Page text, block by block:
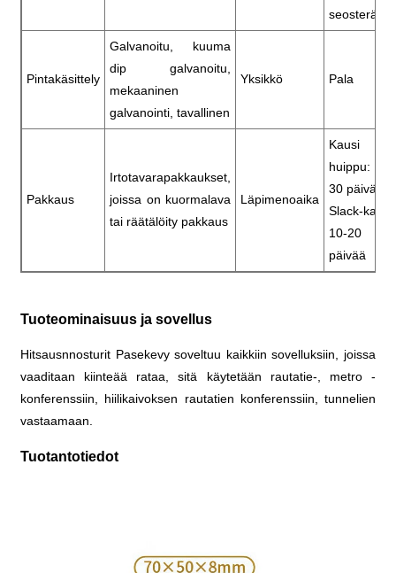
seosteräs
Pintakäsittely
Galvanoitu, kuuma
dip galvanoitu,
mekaaninen
galvanointi, tavallinen
Yksikkö Pala
Pakkaus
Irtotavarapakkaukset,
joissa on kuormalava
tai räätälöity pakkaus
Läpimenoaika
Kausi
huippu:
30 päivää
Slack-kausi:
10-20
päivää
Tuoteominaisuus ja sovellus
Hitsausnnosturit Pasekevy soveltuu kaikkiin sovelluksiin, joissa
vaaditaan kiinteää rataa, sitä käytetään rautatie-, metro -
konferenssiin, hiilikaivoksen rautatien konferenssiin, tunnelien
vastaamaan.
Tuotantotiedot